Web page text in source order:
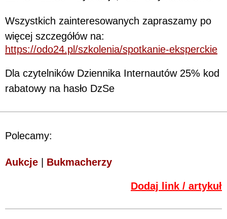
Wszystkich zainteresowanych zapraszamy po
więcej szczegółów na:
https://odo24.pl/szkolenia/spotkanie-eksperckie
Dla czytelników Dziennika Internautów 25% kod
rabatowy na hasło DzSe
Polecamy:
Aukcje Bukmacherzy
Dodaj link / artykuł